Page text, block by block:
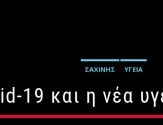
ΣΑΧΊΝΗΣ ΥΓΕΊΑ
19 και η νέα